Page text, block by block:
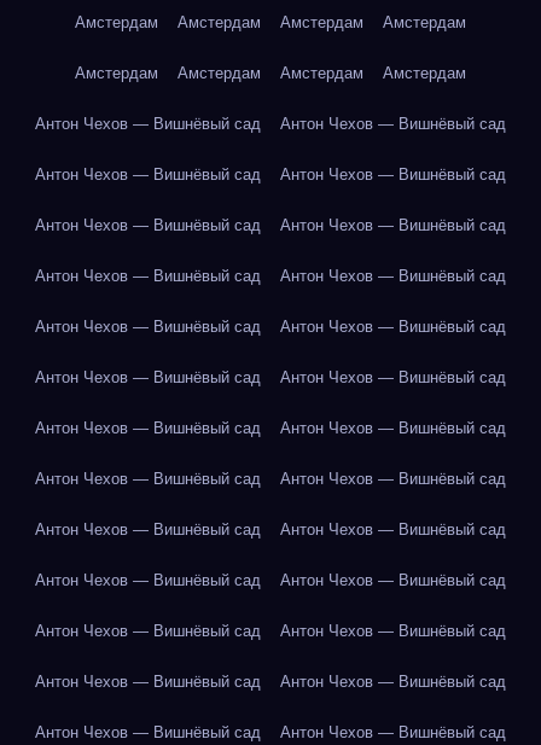
Амстердам Амстердам Амстердам Амстердам
Амстердам Амстердам Амстердам Амстердам
Антон Чехов — Вишнёвый сад Антон Чехов — Вишнёвый сад
Антон Чехов — Вишнёвый сад Антон Чехов — Вишнёвый сад
Антон Чехов — Вишнёвый сад Антон Чехов — Вишнёвый сад
Антон Чехов — Вишнёвый сад Антон Чехов — Вишнёвый сад
Антон Чехов — Вишнёвый сад Антон Чехов — Вишнёвый сад
Антон Чехов — Вишнёвый сад Антон Чехов — Вишнёвый сад
Антон Чехов — Вишнёвый сад Антон Чехов — Вишнёвый сад
Антон Чехов — Вишнёвый сад Антон Чехов — Вишнёвый сад
Антон Чехов — Вишнёвый сад Антон Чехов — Вишнёвый сад
Антон Чехов — Вишнёвый сад Антон Чехов — Вишнёвый сад
Антон Чехов — Вишнёвый сад Антон Чехов — Вишнёвый сад
Антон Чехов — Вишнёвый сад Антон Чехов — Вишнёвый сад
Антон Чехов — Вишнёвый сад Антон Чехов — Вишнёвый сад